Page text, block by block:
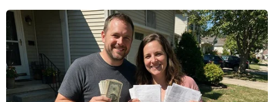
Nhu cầu đi lại bằng đường hàng không dịp cao điểm Tết là rất
lớn. (Ảnh: PV/Vietnam+)
Tương tự, Vietravel Airlines ghi nhận tỷ lệ lấp
đầy trung bình của các chặng bay thuận chiều
đã đạt trên 89%, trong đó chặng Thành phố Hồ